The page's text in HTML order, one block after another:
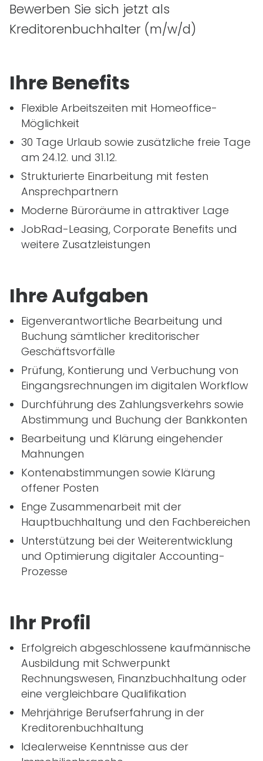
Bewerben Sie sich jetzt als
Kreditorenbuchhalter (m/w/d)
Ihre Benefits
Flexible Arbeitszeiten mit Homeoffice-
Möglichkeit
30 Tage Urlaub sowie zusätzliche freie Tage
am 24.12. und 31.12.
Strukturierte Einarbeitung mit festen
Ansprechpartnern
Moderne Büroräume in attraktiver Lage
JobRad-Leasing, Corporate Benefits und
weitere Zusatzleistungen
Ihre Aufgaben
Eigenverantwortliche Bearbeitung und
Buchung sämtlicher kreditorischer
Geschäftsvorfälle
Prüfung, Kontierung und Verbuchung von
Eingangsrechnungen im digitalen Workflow
Durchführung des Zahlungsverkehrs sowie
Abstimmung und Buchung der Bankkonten
Bearbeitung und Klärung eingehender
Mahnungen
Kontenabstimmungen sowie Klärung
offener Posten
Enge Zusammenarbeit mit der
Hauptbuchhaltung und den Fachbereichen
Unterstützung bei der Weiterentwicklung
und Optimierung digitaler Accounting-
Prozesse
Ihr Profil
Erfolgreich abgeschlossene kaufmännische
Ausbildung mit Schwerpunkt
Rechnungswesen, Finanzbuchhaltung oder
eine vergleichbare Qualifikation
Mehrjährige Berufserfahrung in der
Kreditorenbuchhaltung
Idealerweise Kenntnisse aus der